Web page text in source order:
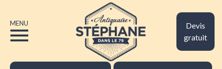
Devis
gratuit
MENU